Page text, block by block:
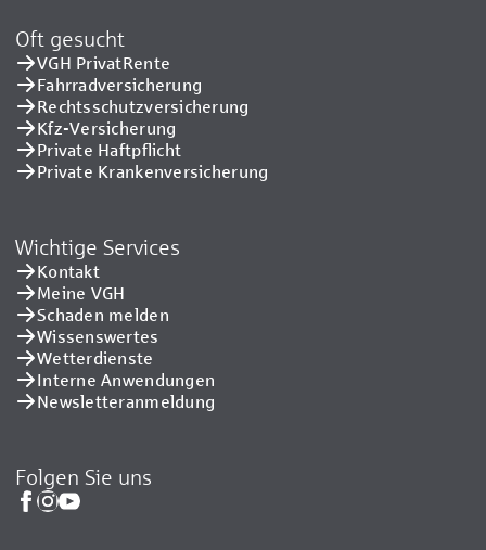
Oft gesucht
VGH PrivatRente
Fahrradversicherung
Rechtsschutzversicherung
Kfz-Versicherung
Private Haftpflicht
Private Kranken­versicherung
Wichtige Services
Kontakt
Meine VGH
Schaden melden
Wissenswertes
Wetterdienste
Interne Anwendungen
Newsletteranmeldung
Folgen Sie uns